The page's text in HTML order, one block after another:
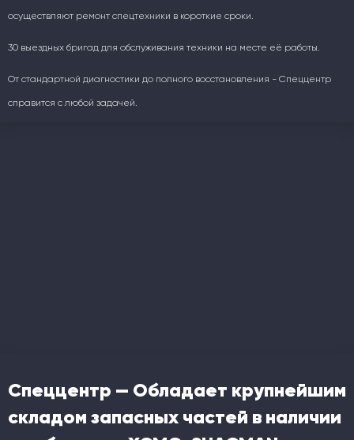
осуществляют ремонт спецтехники в короткие сроки.
30 выездных бригад для обслуживания техники на месте её работы.
От стандартной диагностики до полного восстановления - Спеццентр
справится с любой задачей.
Спеццентр — Обладает крупнейшим
складом запасных частей в наличии